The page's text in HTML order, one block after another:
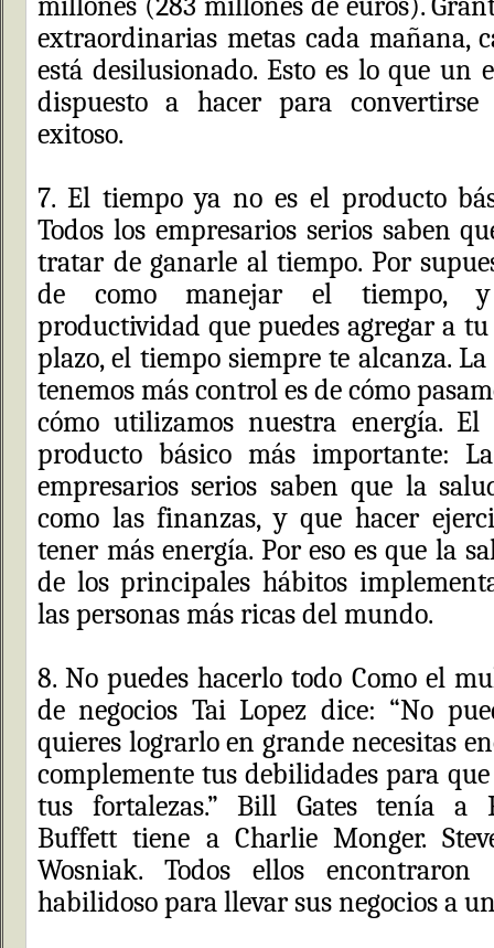
extraordinarias metas cada mañana,
está desilusionado. Esto es lo que un
dispuesto a hacer para convertirse
exitoso.
7. El tiempo ya no es el producto
Todos los empresarios serios saben
tratar de ganarle al tiempo. Por
de como manejar el tiempo, y
productividad que puedes agregar a
plazo, el tiempo siempre te alcanza.
tenemos más control es de cómo
cómo utilizamos nuestra energía.
producto básico más importante:
empresarios serios saben que la
como las finanzas, y que hacer
tener más energía. Por eso es que la
de los principales hábitos
las personas más ricas del mundo.
8. No puedes hacerlo todo Como el
de negocios Tai Lopez dice: “No
quieres lograrlo en grande necesitas
complemente tus debilidades para
tus fortalezas.” Bill Gates tenía a
Buffett tiene a Charlie Monger.
Wosniak. Todos ellos
habilidoso para llevar sus negocios a